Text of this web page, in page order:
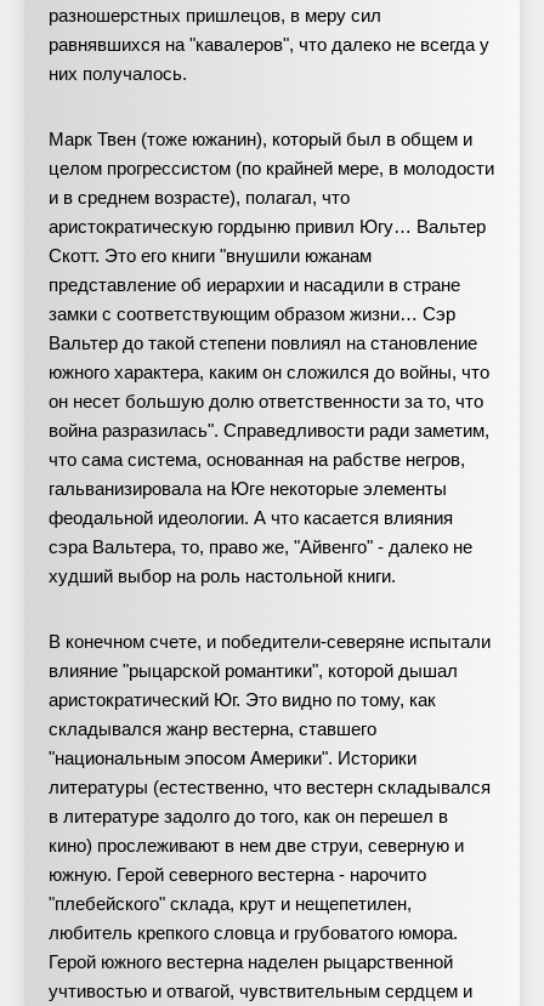
разношерстных пришлецов, в меру сил
равнявшихся на "кавалеров", что далеко не всегда у
них получалось.
Марк Твен (тоже южанин), который был в общем и
целом прогрессистом (по крайней мере, в молодости
и в среднем возрасте), полагал, что
аристократическую гордыню привил Югу… Вальтер
Скотт. Это его книги "внушили южанам
представление об иерархии и насадили в стране
замки с соответствующим образом жизни… Сэр
Вальтер до такой степени повлиял на становление
южного характера, каким он сложился до войны, что
он несет большую долю ответственности за то, что
война разразилась". Справедливости ради заметим,
что сама система, основанная на рабстве негров,
гальванизировала на Юге некоторые элементы
феодальной идеологии. А что касается влияния
сэра Вальтера, то, право же, "Айвенго" - далеко не
худший выбор на роль настольной книги.
В конечном счете, и победители-северяне испытали
влияние "рыцарской романтики", которой дышал
аристократический Юг. Это видно по тому, как
складывался жанр вестерна, ставшего
"национальным эпосом Америки". Историки
литературы (естественно, что вестерн складывался
в литературе задолго до того, как он перешел в
кино) прослеживают в нем две струи, северную и
южную. Герой северного вестерна - нарочито
"плебейского" склада, крут и нещепетилен,
любитель крепкого словца и грубоватого юмора.
Герой южного вестерна наделен рыцарственной
учтивостью и отвагой, чувствительным сердцем и